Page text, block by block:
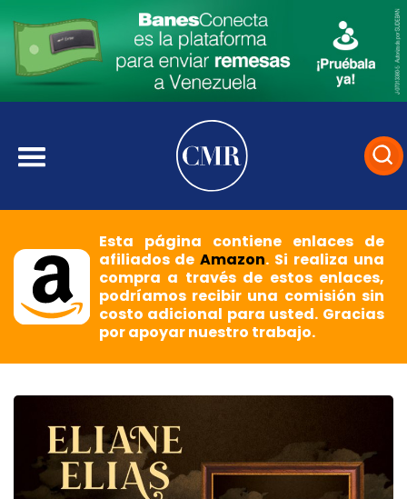
Esta página contiene enlaces de
afiliados deAmazon. Si realiza una
compra a través de estos enlaces,
podríamos recibir una comisión sin
costo adicional para usted. Gracias
por apoyar nuestro trabajo.